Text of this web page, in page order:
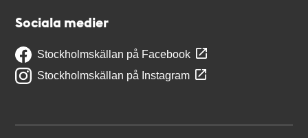
Sociala medier
Stockholmskällan på Facebook
Stockholmskällan på Instagram